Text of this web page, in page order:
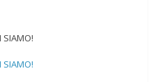
SIAMO!
SIAMO!